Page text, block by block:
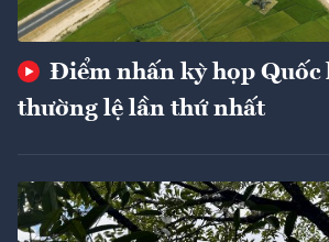
Điểm nhấn kỳ họp Quốc
thường lệ lần thứ nhất